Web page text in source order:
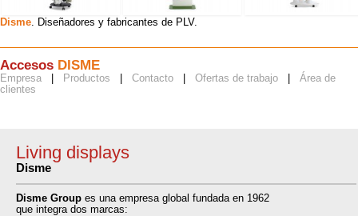
Expositor
Expositor iRobot
Expositor M&M´s
Disme. Diseñadores y fabricantes de PLV.
Accesos DISME
Empresa Productos Contacto Ofertas de trabajo
Área de
clientes
Living displays
Disme
Disme Group es una empresa global fundada en 1962
que integra dos marcas: